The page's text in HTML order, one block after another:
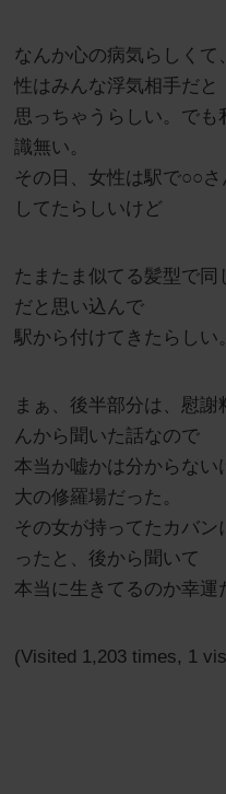
なんか心の病気らしく
性はみんな浮気相手だと
思っちゃうらしい。で
識無い。
その日、女性は駅で○○
してたらしいけど
たまたま似てる髪型で
だと思い込んで
駅から付けてきたらしい
まぁ、後半部分は、慰
んから聞いた話なので
本当か嘘かは分からな
大の修羅場だった。
その女が持ってたカバ
ったと、後から聞いて
本当に生きてるのか幸運
(Visited 1,203 times, 1